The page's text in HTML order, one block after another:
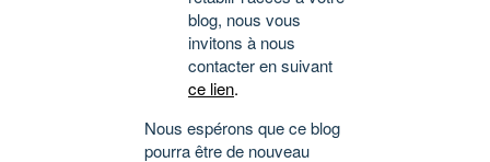
blog, nous vous
invitons à nous
contacter en suivant
ce lien.
Nous espérons que ce blog
pourra être de nouveau